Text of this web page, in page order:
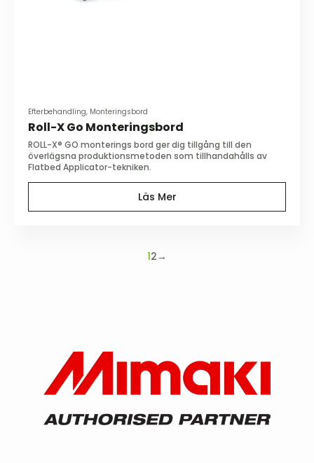
Efterbehandling, Monteringsbord
Roll-X Go Monteringsbord
ROLL-X® GO monterings bord ger dig tillgång till den
överlägsna produktionsmetoden som tillhandahålls av
Flatbed Applicator-tekniken.
Läs Mer
12 →